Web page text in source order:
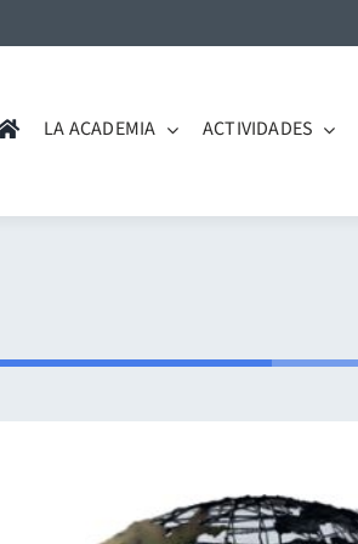
LA ACADEMIA ACTIVIDADES